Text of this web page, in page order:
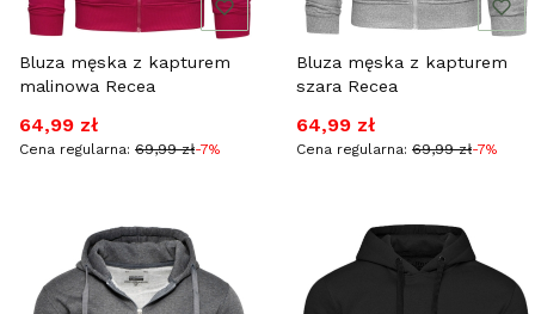
Bluza męska z kapturem
malinowa Recea
Cena promocyjna
64,99 zł
Cena regularna: 69,99 zł-7%
Bluza męska z kapturem
szara Recea
Cena promocyjna
64,99 zł
Cena regularna: 69,99 zł-7%